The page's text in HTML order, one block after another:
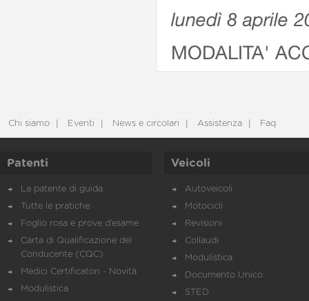
lunedì 8 aprile
MODALITA'
Chi siamo Eventi News e circolari Assistenza Faq
Patenti
La patente di guida
Tutte le pratiche
Foglio rosa e prove d’esame
Carta di Qualificazione del
Conducente (CQC)
Medici Certificatori - Novità
Modulistica
Veicoli
Autoveicoli
Motocicli
Revisioni
Collaudi
Modulistica
Documento Unico
STED